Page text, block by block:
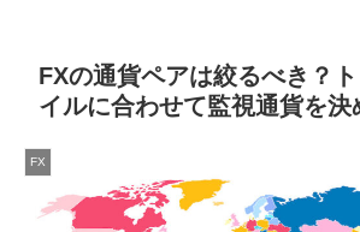
FXの通貨ペアは絞るべき？
イルに合わせて監視通貨を決
FX